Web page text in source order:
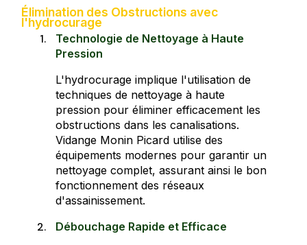
Élimination des Obstructions avec
l'hydrocurage
Technologie de Nettoyage à Haute
Pression
L'hydrocurage implique l'utilisation de
techniques de nettoyage à haute
pression pour éliminer efficacement les
obstructions dans les canalisations.
Vidange Monin Picard utilise des
équipements modernes pour garantir un
nettoyage complet, assurant ainsi le bon
fonctionnement des réseaux
d'assainissement.
Débouchage Rapide et Efficace